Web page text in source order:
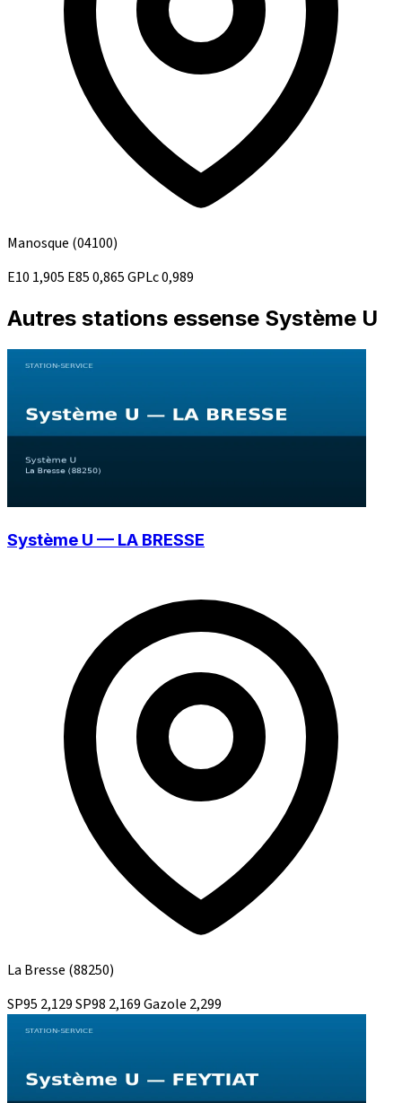
Manosque (04100)
E10 1,905 E850,865GPLc0,989
Autres stations essense Système U
Système U — LA BRESSE
La Bresse (88250)
SP95 2,129SP98 2,169Gazole 2,299